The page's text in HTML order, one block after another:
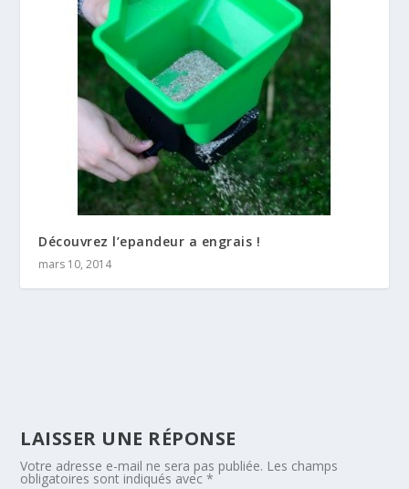
Découvrez l’epandeur a engrais !
mars 10, 2014
LAISSER UNE RÉPONSE
Votre adresse e-mail ne sera pas publiée. Les champs
obligatoires sont indiqués avec*